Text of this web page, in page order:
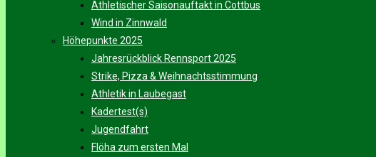
Athletischer Saisonauftakt in Cottbus
Wind in Zinnwald
Höhepunkte 2025
Jahresrückblick Rennsport 2025
Strike, Pizza & Weihnachtsstimmung
Athletik in Laubegast
Kadertest(s)
Jugendfahrt
Flöha zum ersten Mal